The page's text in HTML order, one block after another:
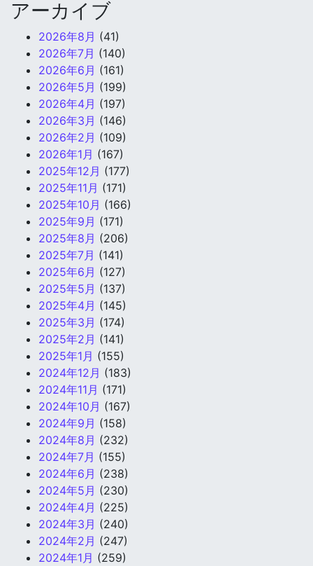
アーカイブ
2026年8月 (41)
2026年7月 (140)
2026年6月 (161)
2026年5月 (199)
2026年4月 (197)
2026年3月 (146)
2026年2月 (109)
2026年1月 (167)
2025年12月 (177)
2025年11月 (171)
2025年10月 (166)
2025年9月 (171)
2025年8月 (206)
2025年7月 (141)
2025年6月 (127)
2025年5月 (137)
2025年4月 (145)
2025年3月 (174)
2025年2月 (141)
2025年1月 (155)
2024年12月 (183)
2024年11月 (171)
2024年10月 (167)
2024年9月 (158)
2024年8月 (232)
2024年7月 (155)
2024年6月 (238)
2024年5月 (230)
2024年4月 (225)
2024年3月 (240)
2024年2月 (247)
2024年1月 (259)